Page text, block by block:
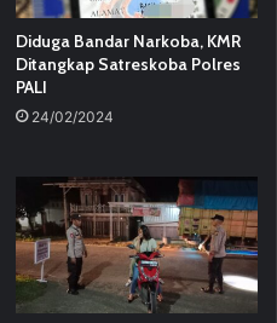
Diduga Bandar Narkoba, KMR
Ditangkap Satreskoba Polres
PALI
24/02/2024